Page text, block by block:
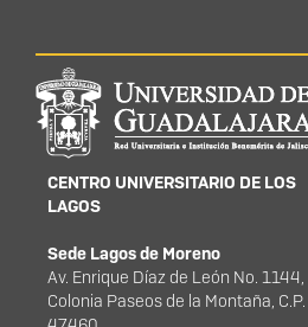
Información del
portal
CENTRO UNIVERSITARIO DE LOS
LAGOS
Sede Lagos de Moreno
Av. Enrique Díaz de León No. 1144,
Colonia Paseos de la Montaña, C.P.